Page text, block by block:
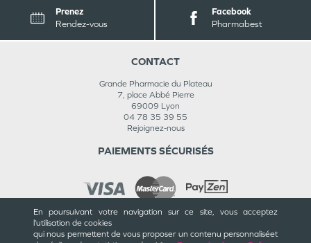
En poursuivant votre navigation sur ce site, vous acceptez
l’utilisation de cookies
qui nous permettent de vous proposer un contenu personnaliséet
Prenez
Rendez-vous
Facebook
Pharmabest
CONTACT
Grande Pharmacie du Plateau
7, place Abbé Pierre
69009 Lyon
04 78 35 39 55
Rejoignez-nous
PAIEMENTS SÉCURISÉS